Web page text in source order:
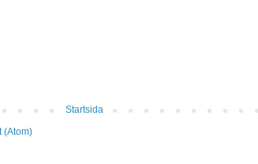
Startsida
(Atom)